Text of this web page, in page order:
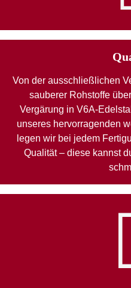
Von der ausschließlichen
sauberer Rohstoffe
Vergärung in V6A-
unseres hervorragenden
legen wir bei jedem
Qualität – diese kannst